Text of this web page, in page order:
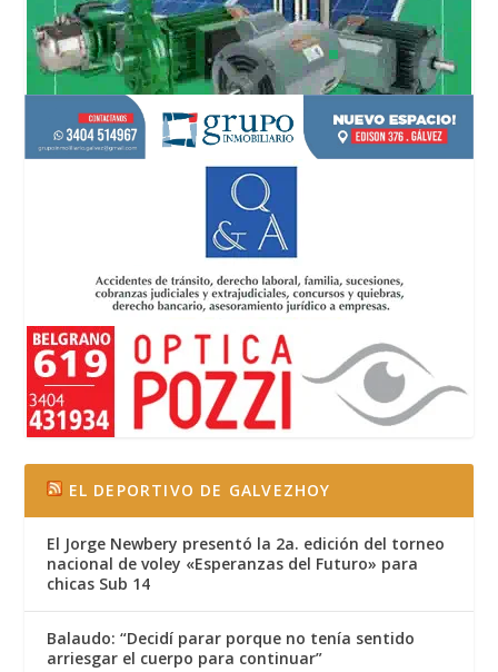
EL DEPORTIVO DE GALVEZHOY
El Jorge Newbery presentó la 2a. edición del torneo
nacional de voley «Esperanzas del Futuro» para
chicas Sub 14
Balaudo: “Decidí parar porque no tenía sentido
arriesgar el cuerpo para continuar”